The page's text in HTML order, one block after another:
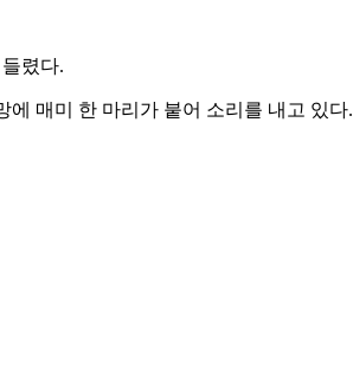
렸다.
매미 한 마리가 붙어 소리를 내고 있다.